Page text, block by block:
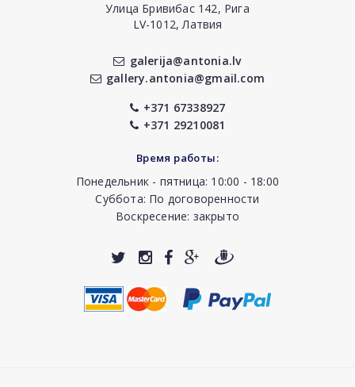
Улица Бривибас 142, Рига
LV-1012, Латвия
galerija@antonia.lv
gallery.antonia@gmail.com
+371 67338927
+371 29210081
Время работы:
Понедельник - пятница: 10:00 - 18:00
Суббота: По договоренности
Воскресение: закрыто